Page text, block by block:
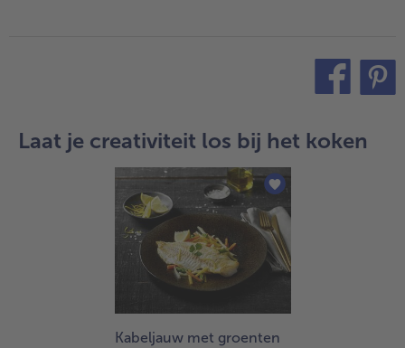
Laat je creativiteit los bij het koken
Kabeljauw met groenten